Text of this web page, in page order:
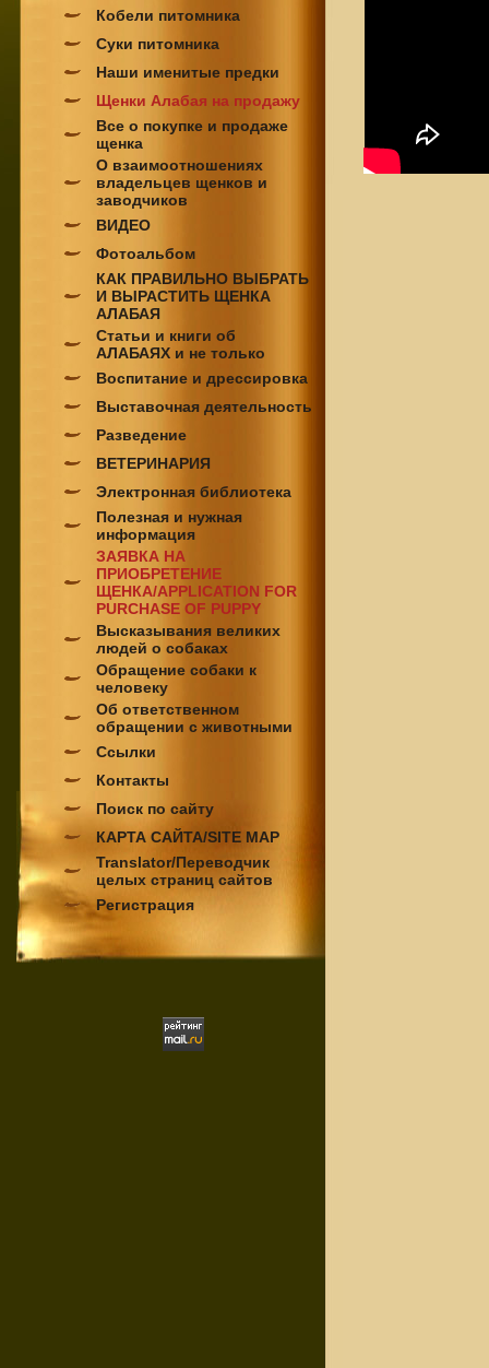
Кобели питомника
Суки питомника
Наши именитые предки
Щенки Алабая на продажу
Все о покупке и продаже
щенка
О взаимоотношениях
владельцев щенков и
заводчиков
ВИДЕО
Фотоальбом
КАК ПРАВИЛЬНО ВЫБРАТЬ
И ВЫРАСТИТЬ ЩЕНКА
АЛАБАЯ
Статьи и книги об
АЛАБАЯХ и не только
Воспитание и дрессировка
Выставочная деятельность
Разведение
ВЕТЕРИНАРИЯ
Электронная библиотека
Полезная и нужная
информация
ЗАЯВКА НА
ПРИОБРЕТЕНИЕ
ЩЕНКА/APPLICATION FOR
PURCHASE OF PUPPY
Высказывания великих
людей о собаках
Обращение собаки к
человеку
Об ответственном
обращении с животными
Ссылки
Контакты
Поиск по сайту
КАРТА САЙТА/SITE MAP
Translator/Переводчик
целых страниц сайтов
Регистрация